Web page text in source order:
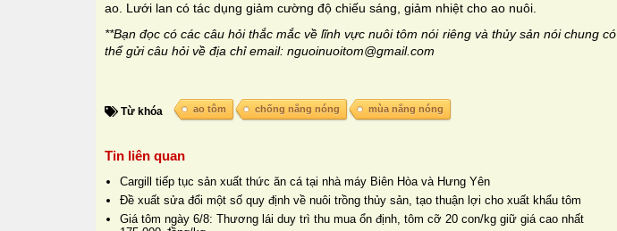
ao. Lưới lan có tác dụng giảm cường độ chiếu sáng, giảm nhiệt cho ao nuôi.
**Bạn đọc có các câu hỏi thắc mắc về lĩnh vực nuôi tôm nói riêng và thủy sản nói chung có
thể gửi câu hỏi về địa chỉ email: nguoinuoitom@gmail.com
Từ khóa ao tôm chống nắng nóng mùa nắng nóng
Tin liên quan
Cargill tiếp tục sản xuất thức ăn cá tại nhà máy Biên Hòa và Hưng Yên
Đề xuất sửa đổi một số quy định về nuôi trồng thủy sản, tạo thuận lợi cho xuất khẩu tôm
Giá tôm ngày 6/8: Thương lái duy trì thu mua ổn định, tôm cỡ 20 con/kg giữ giá cao nhất